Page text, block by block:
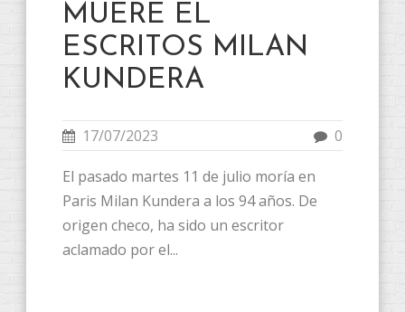
MUERE EL
ESCRITOS MILAN
KUNDERA
17/07/2023 0
El pasado martes 11 de julio moría en
Paris Milan Kundera a los 94 años. De
origen checo, ha sido un escritor
aclamado por el...